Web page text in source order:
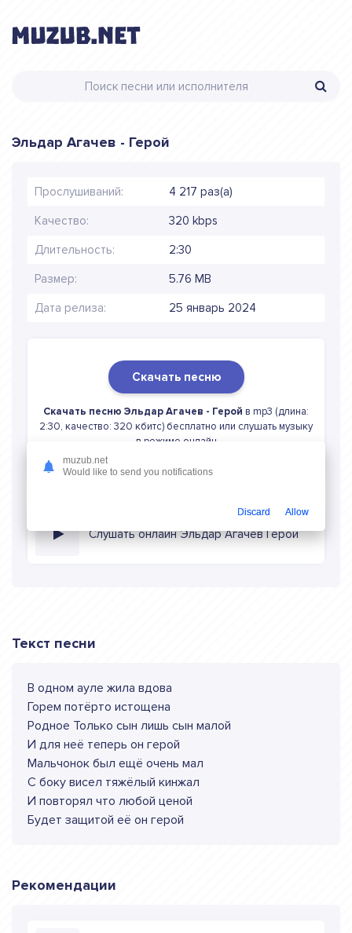
Эльдар Агачев - Герой
Прослушиваний: 4 217 раз(а)
Качество: 320 kbps
Длительность: 2:30
Размер: 5.76 MB
Дата релиза: 25 январь 2024
Скачать песню
Скачать песню Эльдар Агачев - Герой в mp3 (длина:
2:30, качество: 320 кбитс) бесплатно или слушать музыку
в режиме онлайн
Слушать онлайн Эльдар Агачев Герой
Текст песни
В одном ауле жила вдова
Горем потёрто истощена
Родное Только сын лишь сын малой
И для неё теперь он герой
Мальчонок был ещё очень мал
С боку висел тяжёлый кинжал
И повторял что любой ценой
Будет защитой её он герой
Рекомендации
muzub.net
Would like to send you notifications
Discard Allow